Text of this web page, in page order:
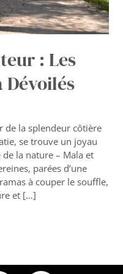
: Les
Dévoilés
de la splendeur côtière
se trouve un joyau
de la nature – Mala et
parées d’une
à couper le souffle,
et […]